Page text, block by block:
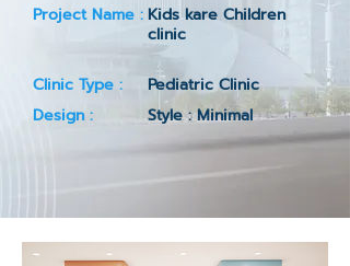
Project Name : Kids kare Children
clinic
Clinic Type :
Pediatric Clinic
Design :
Style : Minimal